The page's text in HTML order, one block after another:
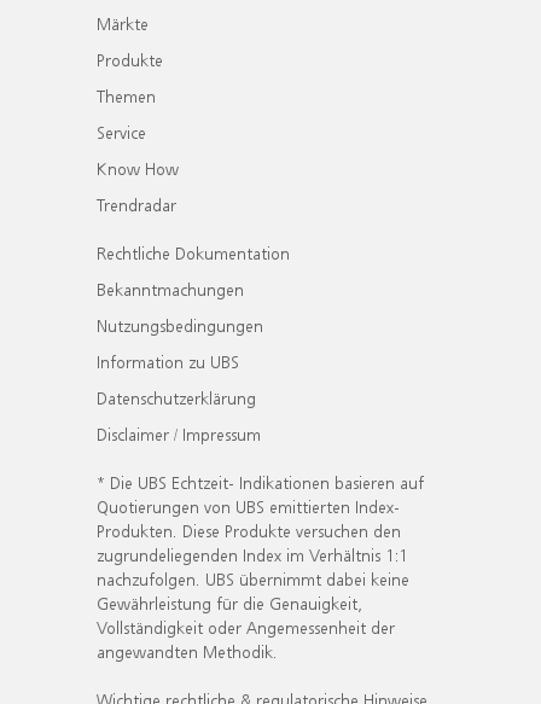
Märkte
Produkte
Themen
Service
Know How
Trendradar
Rechtliche Dokumentation
Bekanntmachungen
Nutzungsbedingungen
Information zu UBS
Datenschutzerklärung
Disclaimer / Impressum
* Die UBS Echtzeit- Indikationen basieren auf
Quotierungen von UBS emittierten Index-
Produkten. Diese Produkte versuchen den
zugrundeliegenden Index im Verhältnis 1:1
nachzufolgen. UBS übernimmt dabei keine
Gewährleistung für die Genauigkeit,
Vollständigkeit oder Angemessenheit der
angewandten Methodik.